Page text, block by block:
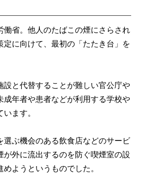
省。他人のたばこの煙にさらされ
に向けて、最初の「たたき台」を
と代替することが難しい官公庁や
年者や患者などが利用する学校や
ます。
ぶ機会のある飲食店などのサービ
外に流出するのを防ぐ喫煙室の設
ようというものでした。